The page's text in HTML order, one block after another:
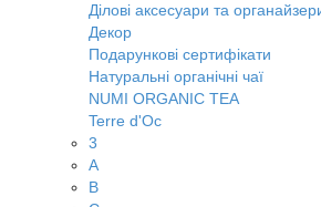
Ділові аксесуари та
Декор
Подарункові сертифікати
Натуральні органічні чаї
NUMI ORGANIC TEA
Terre d'Oc
3
A
B